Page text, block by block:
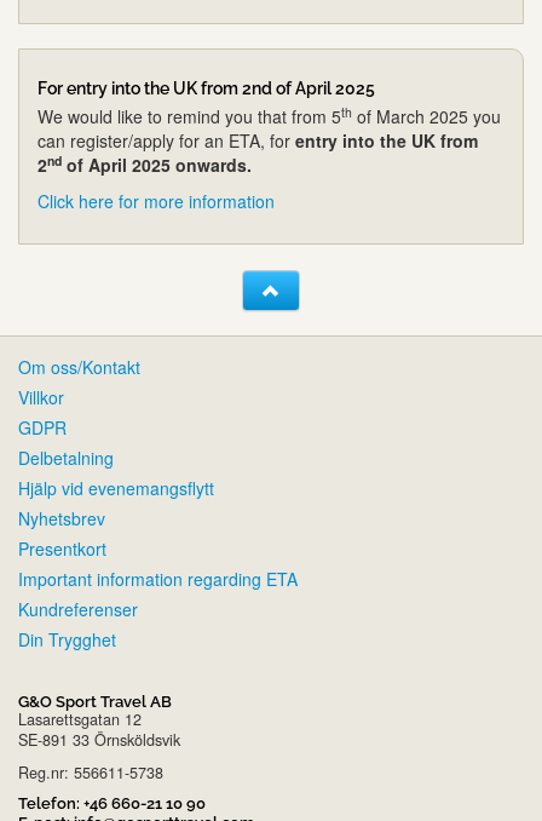
For entry into the UK from 2nd of April 2025
We would like to remind you that from 5th of March 2025 you
can register/apply for an ETA, for entry into the UK from
2nd of April 2025 onwards.
Click here for more information
Om oss/Kontakt
Villkor
GDPR
Delbetalning
Hjälp vid evenemangsflytt
Nyhetsbrev
Presentkort
Important information regarding ETA
Kundreferenser
Din Trygghet
G&O Sport Travel AB
Lasarettsgatan 12
SE-891 33 Örnsköldsvik
Reg.nr: 556611-5738
Telefon: +46 660-21 10 90